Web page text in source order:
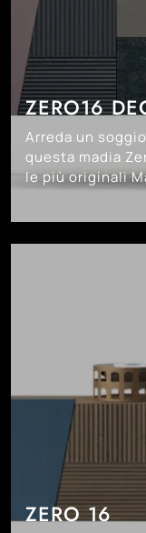
ZERO16
Arreda un
questa madia
le più originali
ZERO 16